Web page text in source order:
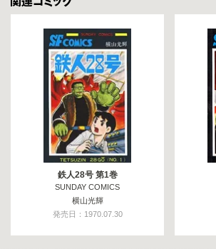
関連コミックス
鉄人28号 第1巻
SUNDAY COMICS
横山光輝
発売日：1970.07.30